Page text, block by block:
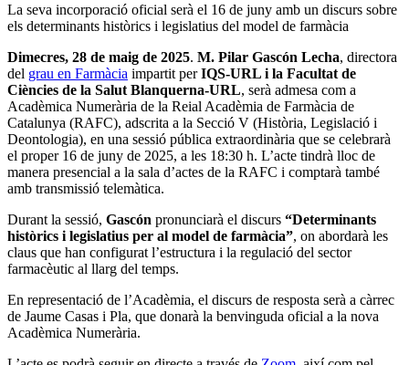
La seva incorporació oficial serà el 16 de juny amb un discurs sobre
els determinants històrics i legislatius del model de farmàcia
Dimecres, 28 de maig de 2025. M. Pilar Gascón Lecha, directora
del grau en Farmàcia impartit perIQS-URL i la Facultat de
Ciències de la Salut Blanquerna-URL, serà admesa com a
Acadèmica Numerària de la Reial Acadèmia de Farmàcia de
Catalunya (RAFC), adscrita a la Secció V (Història, Legislació i
Deontologia), en una sessió pública extraordinària que se celebrarà
el proper 16 de juny de 2025, a les 18:30 h. L’acte tindrà lloc de
manera presencial a la sala d’actes de la RAFC i comptarà també
amb transmissió telemàtica.
Durant la sessió, Gascón pronunciarà el discurs “Determinants
històrics i legislatius per al model de farmàcia”, on abordarà les
claus que han configurat l’estructura i la regulació del sector
farmacèutic al llarg del temps.
En representació de l’Acadèmia, el discurs de resposta serà a càrrec
de Jaume Casas i Pla, que donarà la benvinguda oficial a la nova
Acadèmica Numerària.